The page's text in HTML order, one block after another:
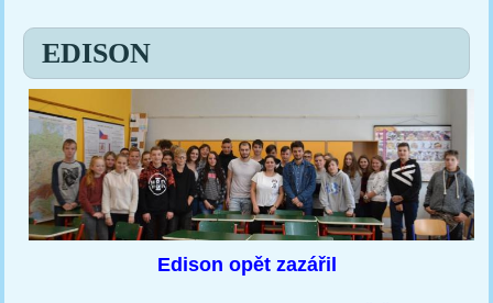
EDISON
Edison opět zazářil